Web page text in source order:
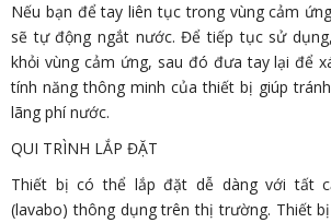
Nếu bạn để tay liên tục trong vùng cảm
sẽ tự động ngắt nước. Để tiếp tục sử
khỏi vùng cảm ứng, sau đó đưa tay lại để
tính năng thông minh của thiết bị giúp
lãng phí nước.
QUI TRÌNH LẮP ĐẶT
Thiết bị có thể lắp đặt dễ dàng với tất
(lavabo) thông dụng trên thị trường. Thiết